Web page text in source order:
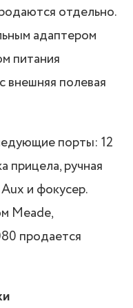
отдельно.
адаптером
питания
внешняя полевая
порты: 12
прицела, ручная
и фокусер.
Meade,
продается